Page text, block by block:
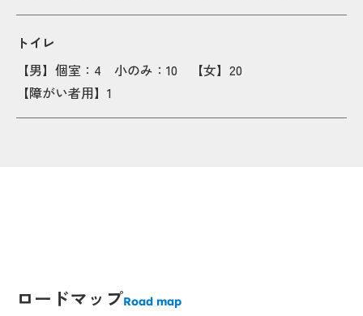
トイレ
【男】個室：4 小のみ：10 【女】20
【障がい者用】1
Road map
ロードマップ
Popup
Popup